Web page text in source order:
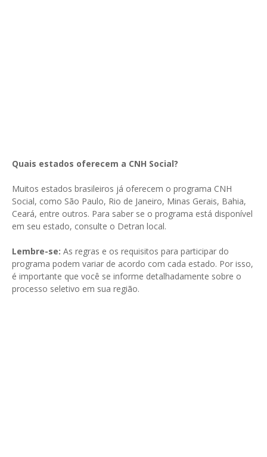
Quais estados oferecem a CNH Social?
Muitos estados brasileiros já oferecem o programa CNH
Social, como São Paulo, Rio de Janeiro, Minas Gerais, Bahia,
Ceará, entre outros. Para saber se o programa está disponível
em seu estado, consulte o Detran local.
Lembre-se: As regras e os requisitos para participar do
programa podem variar de acordo com cada estado. Por isso,
é importante que você se informe detalhadamente sobre o
processo seletivo em sua região.